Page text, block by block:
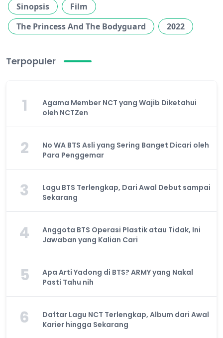
Sinopsis
Film
The Princess And The Bodyguard
2022
Terpopuler
1
Agama Member NCT yang Wajib Diketahui
oleh NCTZen
2
No WA BTS Asli yang Sering Banget Dicari oleh
Para Penggemar
3
Lagu BTS Terlengkap, Dari Awal Debut sampai
Sekarang
4
Anggota BTS Operasi Plastik atau Tidak, Ini
Jawaban yang Kalian Cari
5
Apa Arti Yadong di BTS? ARMY yang Nakal
Pasti Tahu nih
6
Daftar Lagu NCT Terlengkap, Album dari Awal
Karier hingga Sekarang